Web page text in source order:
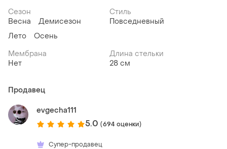
Сезон
Весна
Демисезон
Лето
Осень
Стиль
Повседневный
Мембрана
Нет
Длина стельки
28 см
Продавец
evgecha111
5.0 (694 оценки)
Супер-продавец